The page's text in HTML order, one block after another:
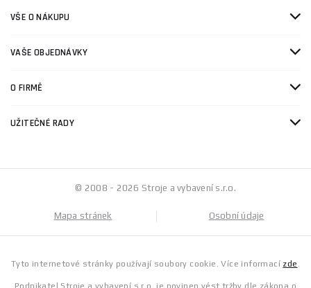
VŠE O NÁKUPU
VAŠE OBJEDNÁVKY
O FIRMĚ
UŽITEČNÉ RADY
© 2008 - 2026 Stroje a vybavení s.r.o.
Mapa stránek Osobní údaje
Tyto internetové stránky používají soubory cookie. Více informací zde .
Podnikatel Stroje a vybavení s.r.o. je povinen vést tržby dle zákona o